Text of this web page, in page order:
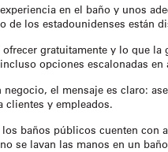
en el baño y unos
de los estadounidenses
gratuitamente y lo que
opciones escalonadas en
el mensaje es claro:
clientes y empleados.
baños públicos cuenten con
se lavan las manos en un